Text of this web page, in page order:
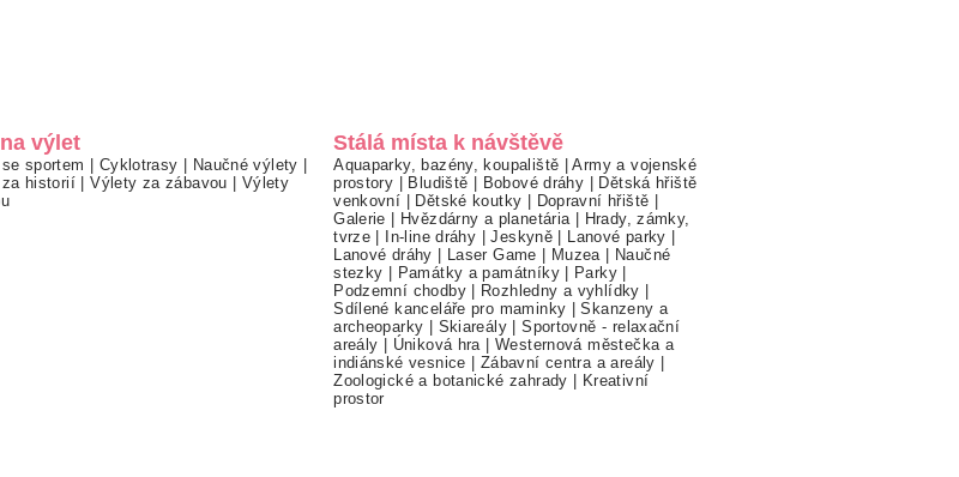
výlet
sportem | Cyklotrasy | Naučné výlety |
historií |Výlety za zábavou | Výlety
Stálá místa k návštěvě
Aquaparky, bazény, koupaliště |Army a vojenské
prostory | Bludiště | Bobové dráhy | Dětská hřiště
venkovní | Dětské koutky | Dopravní hřiště |
Galerie | Hvězdárny a planetária | Hrady, zámky,
tvrze | In-line dráhy |Jeskyně | Lanové parky |
Lanové dráhy | Laser Game | Muzea | Naučné
stezky | Památky a památníky| Parky |
Podzemní chodby| Rozhledny a vyhlídky |
Sdílené kanceláře pro maminky |Skanzeny a
archeoparky | Skiareály |Sportovně - relaxační
areály | Úniková hra |Westernová městečka a
indiánské vesnice | Zábavní centra a areály |
Zoologické a botanické zahrady | Kreativní
prostor